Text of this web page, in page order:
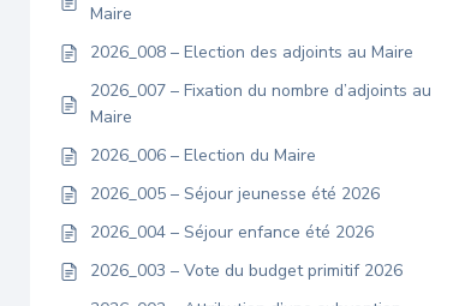
Maire
2026_008 – Election des adjoints au Maire
2026_007 – Fixation du nombre d’adjoints au
Maire
2026_006 – Election du Maire
2026_005 – Séjour jeunesse été 2026
2026_004 – Séjour enfance été 2026
2026_003 – Vote du budget primitif 2026